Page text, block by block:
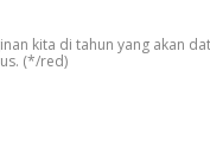
kita di tahun yang akan
(*/red)